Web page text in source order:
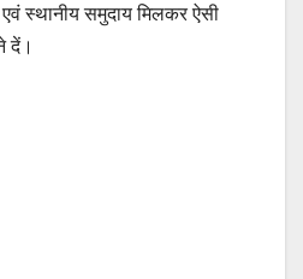
स्थानीय समुदाय मिलकर ऐसी
दें।